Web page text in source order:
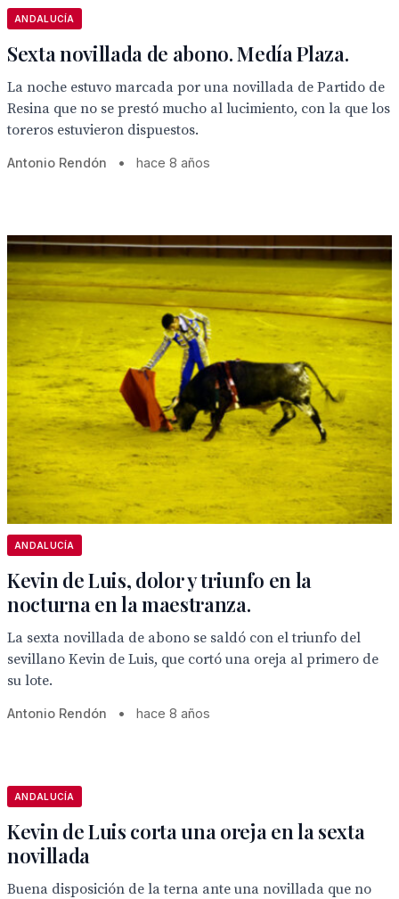
ANDALUCÍA
Sexta novillada de abono. Medía Plaza.
La noche estuvo marcada por una novillada de Partido de
Resina que no se prestó mucho al lucimiento, con la que los
toreros estuvieron dispuestos.
Antonio Rendón • hace 8 años
ANDALUCÍA
Kevin de Luis, dolor y triunfo en la
nocturna en la maestranza.
La sexta novillada de abono se saldó con el triunfo del
sevillano Kevin de Luis, que cortó una oreja al primero de
su lote.
Antonio Rendón • hace 8 años
ANDALUCÍA
Kevin de Luis corta una oreja en la sexta
novillada
Buena disposición de la terna ante una novillada que no